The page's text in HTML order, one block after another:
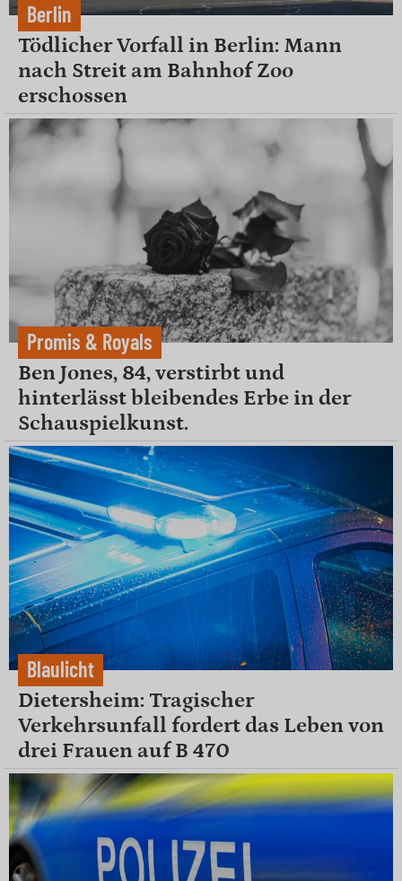
Berlin
Tödlicher Vorfall in Berlin: Mann
nach Streit am Bahnhof Zoo
erschossen
Promis & Royals
Ben Jones, 84, verstirbt und
hinterlässt bleibendes Erbe in der
Schauspielkunst.
Blaulicht
Dietersheim: Tragischer
Verkehrsunfall fordert das Leben von
drei Frauen auf B 470